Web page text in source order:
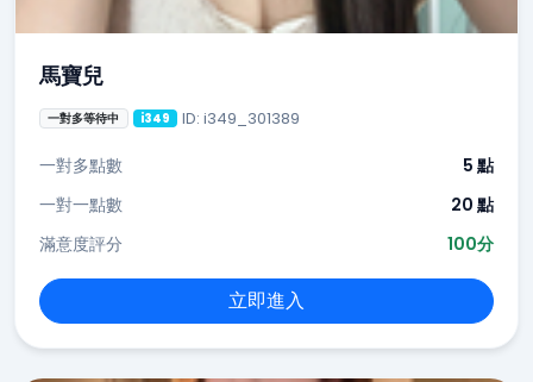
馬寶兒
一對多等待中 i349 ID: i349_301389
一對多點數
5 點
一對一點數
20 點
滿意度評分
100分
立即進入